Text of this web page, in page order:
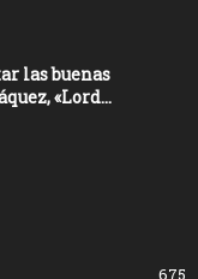
las buenas
«Lord...
675